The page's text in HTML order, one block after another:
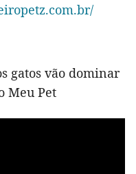
gatos vão dominar
Meu Pet